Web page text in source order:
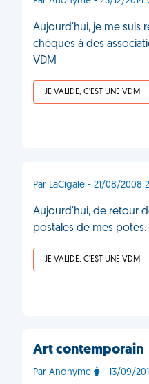
Aujourd'hui, je me suis
chèques à des
VDM
JE VALIDE, C'EST UNE VDM
Par LaCigale - 21/08/2008
Aujourd'hui, de retour
postales de mes
JE VALIDE, C'EST UNE VDM
Art contemporain
Par Anonyme - 13/09/